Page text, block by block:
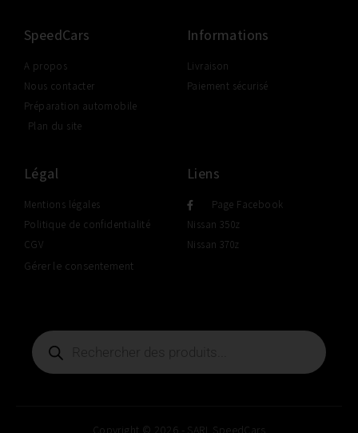
SpeedCars
A propos
Nous contacter
Préparation automobile
Plan du site
Informations
Livraison
Paiement sécurisé
Légal
Mentions légales
Politique de confidentialité
CGV
Gérer le consentement
Liens
Page Facebook
Nissan 350z
Nissan 370z
Copyright © 2026 - SARL SpeedCars